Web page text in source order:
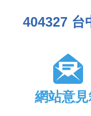
404327 台
網站意